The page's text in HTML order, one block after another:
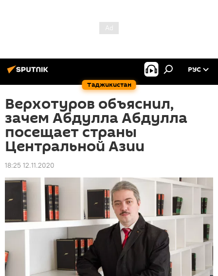
Таджикистан
РУС
Верхотуров объяснил,
зачем Абдулла Абдулла
посещает страны
Центральной Азии
18:25 12.11.2020